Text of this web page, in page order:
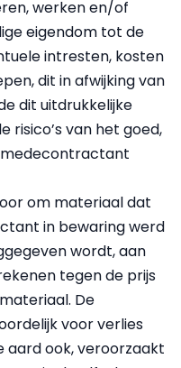
werken en/of
eigendom tot de
intresten, kosten
dit in afwijking van
dit uitdrukkelijke
risico’s van het goed,
om materiaal dat
in bewaring werd
wordt, aan
tegen de prijs
De
voor verlies
aard ook, veroorzaakt